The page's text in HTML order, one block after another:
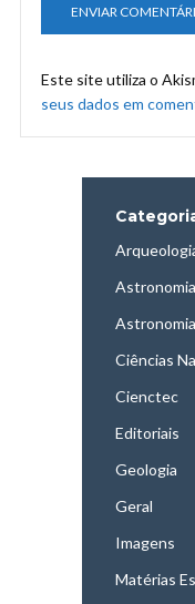
Este site utiliza o
seus dados em
Astronomia
Ciências
Cienctec
Editoriais
Geologia
Geral
Imagens
Matérias